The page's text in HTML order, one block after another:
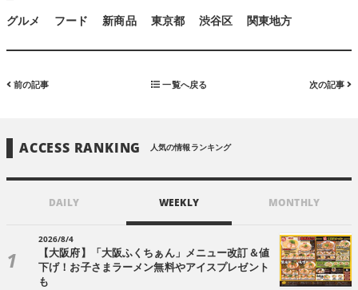
グルメ フード 新商品 東京都 渋谷区 関東地方
前の記事 一覧へ戻る 次の記事
ACCESS RANKING 人気の情報ランキング
DAILY WEEKLY MONTHLY
2026/8/4
【大阪府】「大阪ふくちぁん」メニュー改訂＆値
下げ！お子さまラーメン無料やアイスプレゼント
も